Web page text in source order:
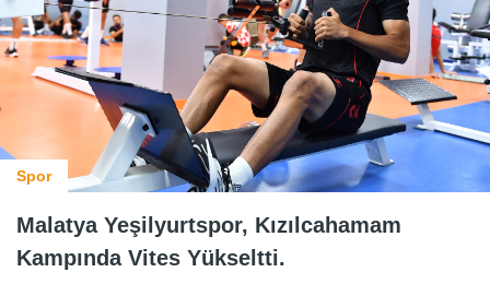
Spor
Malatya Yeşilyurtspor, Kızılcahamam
Kampında Vites Yükseltti.